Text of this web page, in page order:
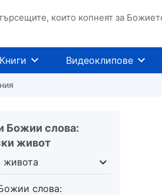
които копнеят за
Книги Видеоклипове
Божии слова:
живот
живота
в живота
слова:
слова:
| Откъс 470
| Откъс 471
слова:
живота | Откъс 472
слова: